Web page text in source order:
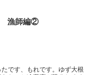
漁師編②
です、もれです。ゆず大根